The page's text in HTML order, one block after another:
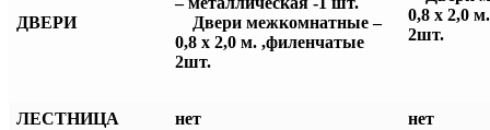
ДВЕРИ
Двери межкомнатные –
0,8 х 2,0 м. ,филенчатые
2шт.
0,8 х 2,0
2шт.
ЛЕСТНИЦА нет нет